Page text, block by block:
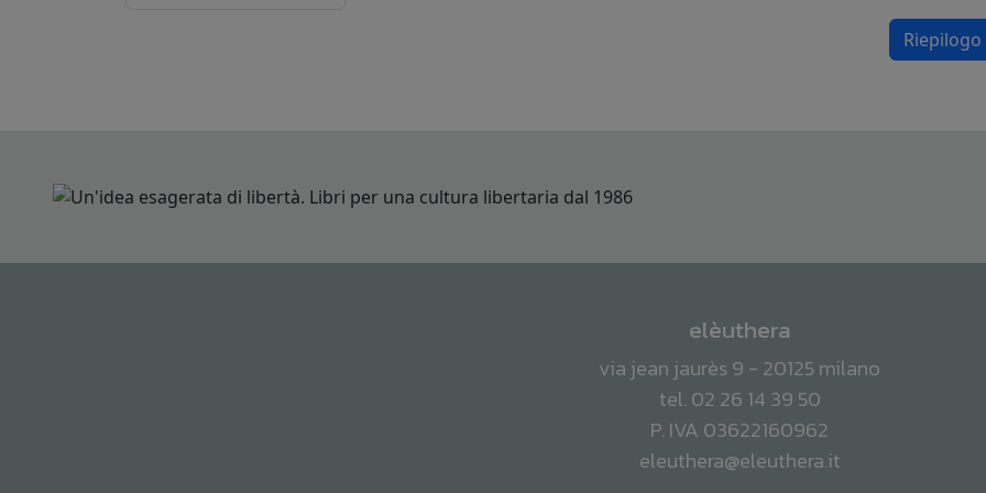
elèuthera
via jean jaurès 9 - 20125 milano
tel. 02 26 14 39 50
P. IVA 03622160962
eleuthera@eleuthera.it